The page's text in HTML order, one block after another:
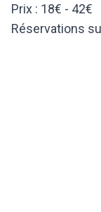
Prix : 18€ - 42€
Réservations